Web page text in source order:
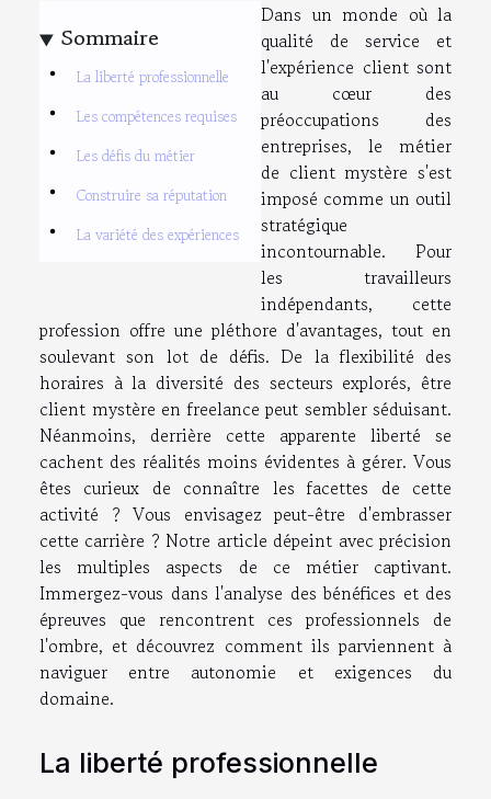
Sommaire
La liberté professionnelle
Les compétences requises
Les défis du métier
Construire sa réputation
La variété des expériences
Dans un monde où la
qualité de service et
l'expérience client sont
au cœur des
préoccupations des
entreprises, le métier
de client mystère s'est
imposé comme un outil
stratégique
incontournable. Pour
les travailleurs
indépendants, cette
profession offre une pléthore d'avantages, tout en
soulevant son lot de défis. De la flexibilité des
horaires à la diversité des secteurs explorés, être
client mystère en freelance peut sembler séduisant.
Néanmoins, derrière cette apparente liberté se
cachent des réalités moins évidentes à gérer. Vous
êtes curieux de connaître les facettes de cette
activité ? Vous envisagez peut-être d'embrasser
cette carrière ? Notre article dépeint avec précision
les multiples aspects de ce métier captivant.
Immergez-vous dans l'analyse des bénéfices et des
épreuves que rencontrent ces professionnels de
l'ombre, et découvrez comment ils parviennent à
naviguer entre autonomie et exigences du
domaine.
La liberté professionnelle